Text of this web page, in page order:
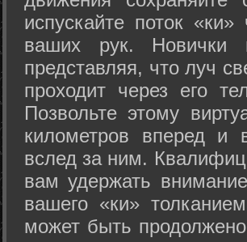
испускайте поток
ваших рук. Новички
представляя, что луч
проходит через его
Позвольте этому
километров вперед и
вслед за ним.
вам удержать
вашего «ки»
может быть